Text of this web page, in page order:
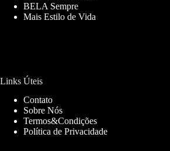
BELA Sempre
Mais Estilo de Vida
Links Úteis
Contato
Sobre Nós
Termos&Condições
Política de Privacidade